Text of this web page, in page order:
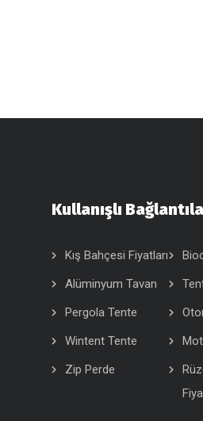
Kullanışlı
Kış Bahçesi Fiyatları
Alüminyum Tavan
Pergola Tente
Wintent Tente
Zip Perde